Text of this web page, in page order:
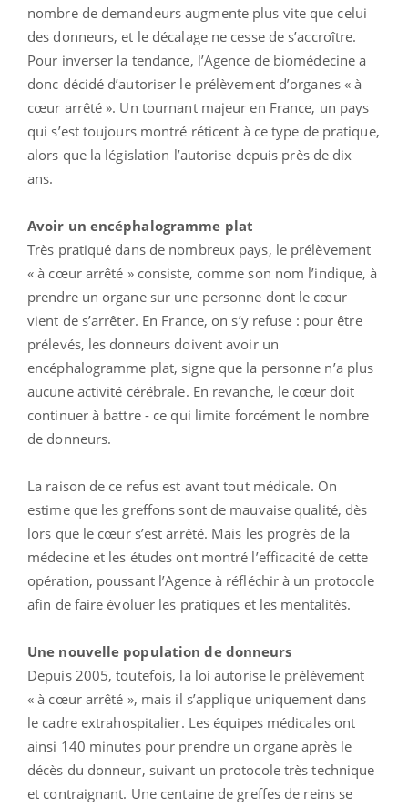
nombre de demandeurs augmente plus vite que celui
des donneurs, et le décalage ne cesse de s’accroître.
Pour inverser la tendance, l’Agence de biomédecine a
donc décidé d’autoriser le prélèvement d’organes « à
cœur arrêté ». Un tournant majeur en France, un pays
qui s’est toujours montré réticent à ce type de pratique,
alors que la législation l’autorise depuis près de dix
ans.
Avoir un encéphalogramme plat
Très pratiqué dans de nombreux pays, le prélèvement
« à cœur arrêté » consiste, comme son nom l’indique, à
prendre un organe sur une personne dont le cœur
vient de s’arrêter. En France, on s’y refuse : pour être
prélevés, les donneurs doivent avoir un
encéphalogramme plat, signe que la personne n’a plus
aucune activité cérébrale. En revanche, le cœur doit
continuer à battre - ce qui limite forcément le nombre
de donneurs.
La raison de ce refus est avant tout médicale. On
estime que les greffons sont de mauvaise qualité, dès
lors que le cœur s’est arrêté. Mais les progrès de la
médecine et les études ont montré l’efficacité de cette
opération, poussant l’Agence à réfléchir à un protocole
afin de faire évoluer les pratiques et les mentalités.
Une nouvelle population de donneurs
Depuis 2005, toutefois, la loi autorise le prélèvement
« à cœur arrêté », mais il s’applique uniquement dans
le cadre extrahospitalier. Les équipes médicales ont
ainsi 140 minutes pour prendre un organe après le
décès du donneur, suivant un protocole très technique
et contraignant. Une centaine de greffes de reins se